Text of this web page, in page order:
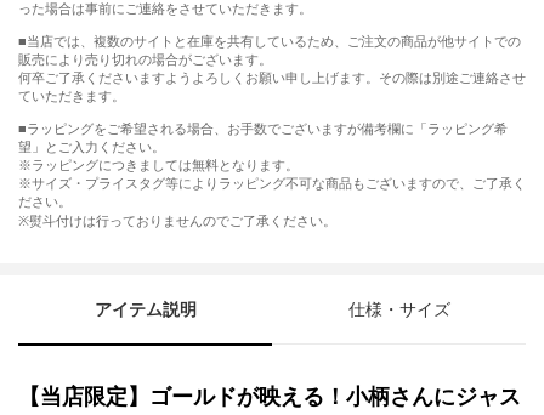
った場合は事前にご連絡をさせていただきます。
■当店では、複数のサイトと在庫を共有しているため、ご注文の商品が他サイトでの
販売により売り切れの場合がございます。
何卒ご了承くださいますようよろしくお願い申し上げます。その際は別途ご連絡させ
ていただきます。
■ラッピングをご希望される場合、お手数でございますが備考欄に「ラッピング希
望」とご入力ください。
※ラッピングにつきましては無料となります。
※サイズ・プライスタグ等によりラッピング不可な商品もございますので、ご了承く
ださい。
※熨斗付けは行っておりませんのでご了承ください。
アイテム説明 仕様・サイズ
【当店限定】ゴールドが映える！小柄さんにジャス